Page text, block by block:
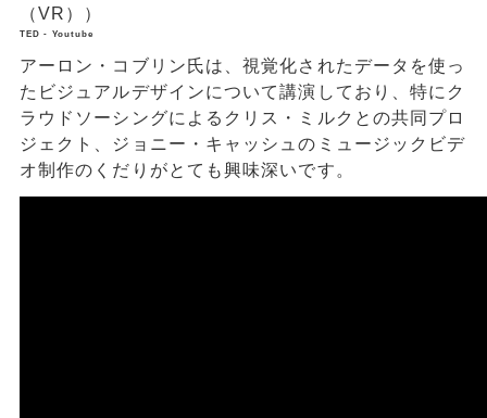
（VR））
TED - Youtube
アーロン・コブリン氏は、視覚化されたデータを使っ
たビジュアルデザインについて講演しており、特にク
ラウドソーシングによるクリス・ミルクとの共同プロ
ジェクト、ジョニー・キャッシュのミュージックビデ
オ制作のくだりがとても興味深いです。